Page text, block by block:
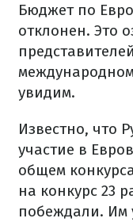
Бюджет по
отклонен. Это
увидим.
Известно, что
участие в
общем
на конкурс 23
побеждали. Им